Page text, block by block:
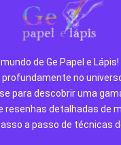
de Ge Papel e Lápis!
no
para descobrir uma
resenhas detalhadas de
a passo de técnicas